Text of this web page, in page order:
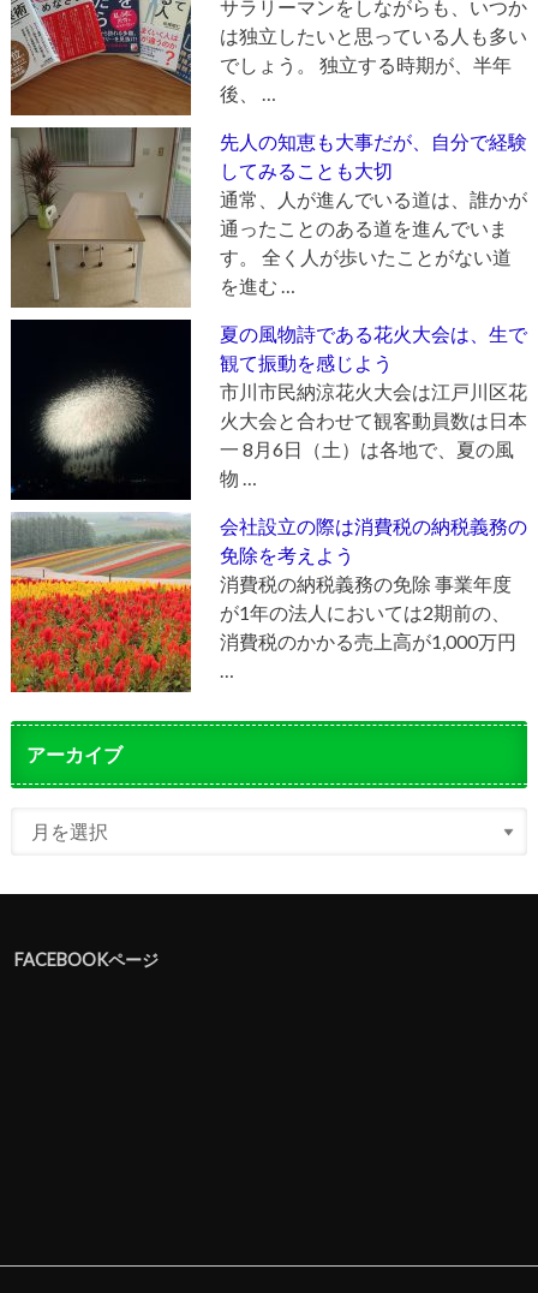
サラリーマンをしながらも、いつか
は独立したいと思っている人も多い
でしょう。 独立する時期が、半年
後、 …
先人の知恵も大事だが、自分で経験
してみることも大切
通常、人が進んでいる道は、誰かが
通ったことのある道を進んでいま
す。 全く人が歩いたことがない道
を進む …
夏の風物詩である花火大会は、生で
観て振動を感じよう
市川市民納涼花火大会は江戸川区花
火大会と合わせて観客動員数は日本
一 8月6日（土）は各地で、夏の風
物 …
会社設立の際は消費税の納税義務の
免除を考えよう
消費税の納税義務の免除 事業年度
が1年の法人においては2期前の、
消費税のかかる売上高が1,000万円
…
アーカイブ
FACEBOOKページ